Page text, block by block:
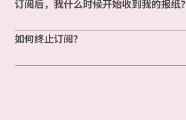
订阅后，我什么时候开始收到我的报纸？
如何终止订阅？